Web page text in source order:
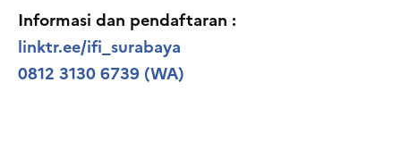
Informasi dan pendaftaran :
linktr.ee/ifi_surabaya
0812 3130 6739 (WA)